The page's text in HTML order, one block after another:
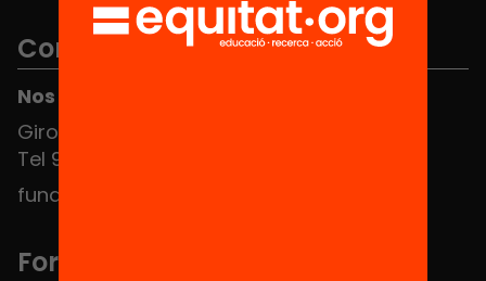
Contacto
Nos puedes encontrar en el HUB Social
Girona 34, interior 08010 Barcelona
Tel 934 588 700
fundacio@equitat.org
Formamos parte de...